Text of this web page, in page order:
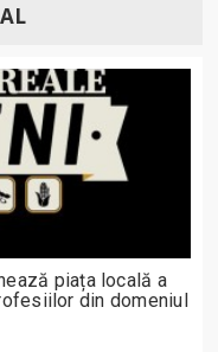
piața locală a
din domeniul